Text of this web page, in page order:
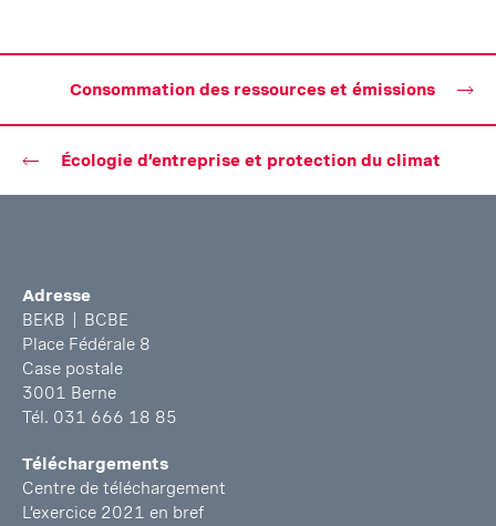
Écologie d’entreprise et protection du climat
Consommation des ressources et émissions
Adresse
BEKB | BCBE
Place Fédérale 8
Case postale
3001 Berne
Tél. 031 666 18 85
Téléchargements
Centre de téléchargement
L’exercice 2021 en bref